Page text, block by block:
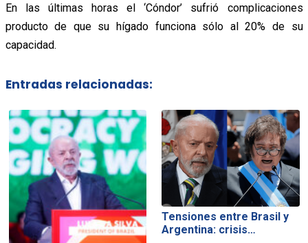
En las últimas horas el ‘Cóndor’ sufrió complicaciones
producto de que su hígado funciona sólo al 20% de su
capacidad.
Entradas relacionadas:
Tensiones entre Brasil y
Argentina: crisis…